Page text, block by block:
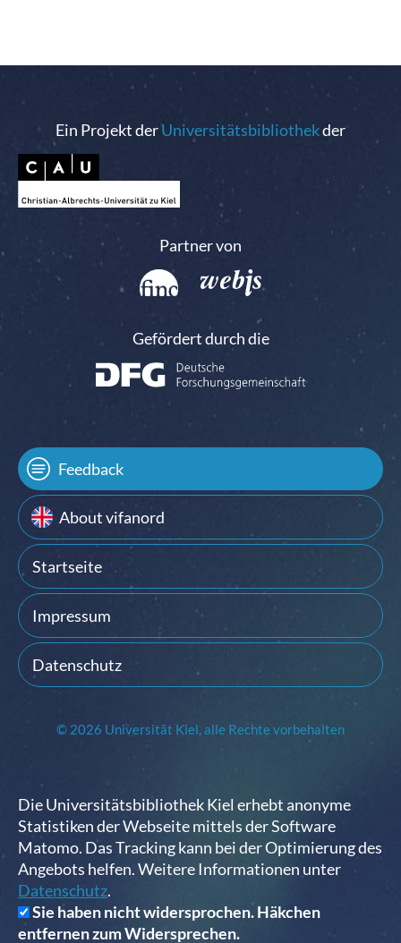
Ein Projekt derUniversitätsbibliothekder
Partner von
Gefördert durch die
Feedback
About vifanord
Startseite
Impressum
Datenschutz
© 2026 Universität Kiel, alle Rechte vorbehalten
Die Universitätsbibliothek Kiel erhebt anonyme
Statistiken der Webseite mittels der Software
Matomo. Das Tracking kann bei der Optimierung des
Angebots helfen. Weitere Informationen unter
Datenschutz.
Sie haben nicht widersprochen. Häkchen
entfernen zum Widersprechen.